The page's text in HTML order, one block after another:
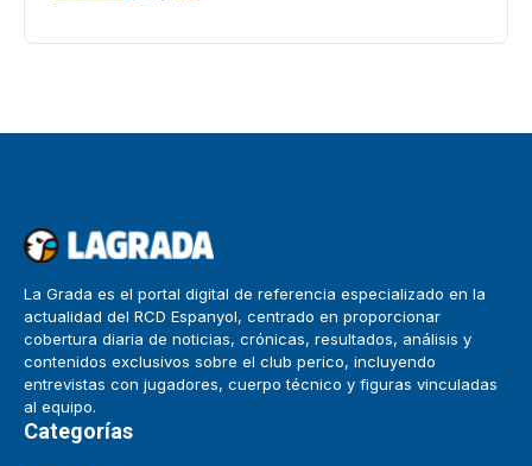
La Grada es el portal digital de referencia especializado en la
actualidad del RCD Espanyol, centrado en proporcionar
cobertura diaria de noticias, crónicas, resultados, análisis y
contenidos exclusivos sobre el club perico, incluyendo
entrevistas con jugadores, cuerpo técnico y figuras vinculadas
al equipo.
Categorías